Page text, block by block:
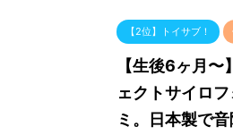
【2位】トイサブ！
【生後6ヶ月
ェクトサイロ
ミ。日本製で